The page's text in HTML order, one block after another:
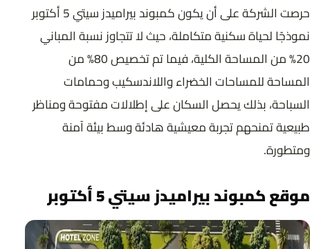
حرصت الشركة على أن يكون كمبوند بيراميدز سيتي 5 أكتوبر
نموذجًا لحياة سكنية متكاملة، حيث لا تتجاوز نسبة المباني
20% من المساحة الكلية، فيما تم تخصيص 80% من
المساحة للمساحات الخضراء واللاندسكيب وحمامات
السباحة، بذلك يحصل السكان على إطلالات مفتوحة ومناظر
طبيعية تمنحهم تجربة معيشية هادئة وسط بيئة آمنة
ومتطورة.
موقع كمبوند بيراميدز سيتي 5 أكتوبر